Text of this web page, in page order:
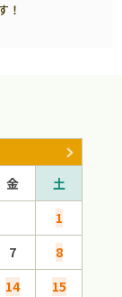
！
金
土
1
7
8
14
15